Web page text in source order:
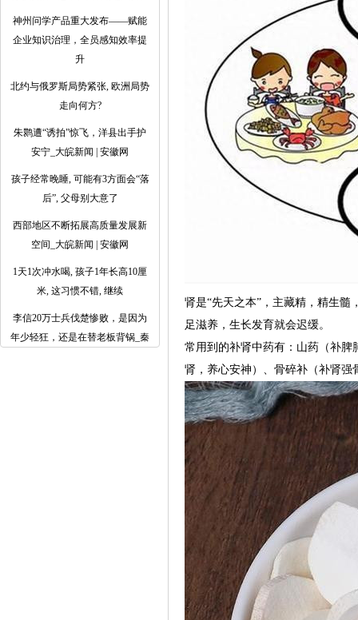
神州问学产品重大发布——赋能
企业知识治理，全员感知效率提
升
北约与俄罗斯局势紧张, 欧洲局势
走向何方?
朱鹮遭“诱拍”惊飞，洋县出手护
安宁_大皖新闻 | 安徽网
孩子经常晚睡, 可能有3方面会“落
后”, 父母别大意了
西部地区不断拓展高质量发展新
空间_大皖新闻 | 安徽网
1天1次冲水喝, 孩子1年长高10厘
米, 这习惯不错, 继续
李信20万士兵伐楚惨败，是因为
年少轻狂，还是在替老板背锅_秦
肾是“先天之本”，主藏精，精生
足滋养，生长发育就会迟缓。
常用到的补肾中药有：山药（补
肾，养心安神）、骨碎补（补肾强